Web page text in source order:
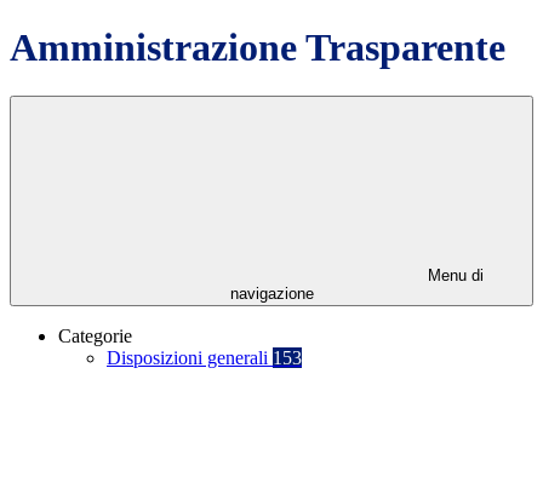
Amministrazione Trasparente
Menu di
navigazione
Categorie
Disposizioni generali 153